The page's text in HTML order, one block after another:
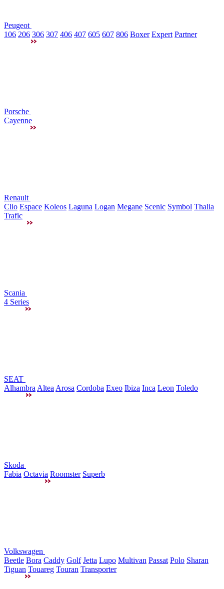
Peugeot
106 206 306 307 406 407 605 607 806 Boxer Expert Partner
Porsche
Cayenne
Renault
Clio Espace Koleos Laguna Logan Megane Scenic Symbol Thalia
Trafic
Scania
4 Series
SEAT
Alhambra Altea Arosa Cordoba Exeo Ibiza Inca Leon Toledo
Skoda
Fabia Octavia Roomster Superb
Volkswagen
Beetle Bora Caddy Golf Jetta Lupo Multivan Passat Polo Sharan
Tiguan Touareg Touran Transporter